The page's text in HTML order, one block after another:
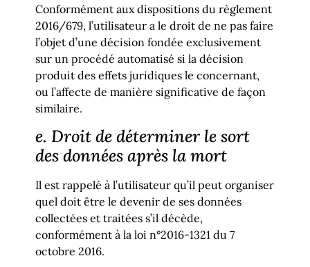
Conformément aux dispositions du règlement
2016/679, l’utilisateur a le droit de ne pas faire
l’objet d’une décision fondée exclusivement
sur un procédé automatisé si la décision
produit des effets juridiques le concernant,
ou l’affecte de manière significative de façon
similaire.
e. Droit de déterminer le sort
des données après la mort
Il est rappelé à l’utilisateur qu’il peut organiser
quel doit être le devenir de ses données
collectées et traitées s’il décède,
conformément à la loi n°2016-1321 du 7
octobre 2016.